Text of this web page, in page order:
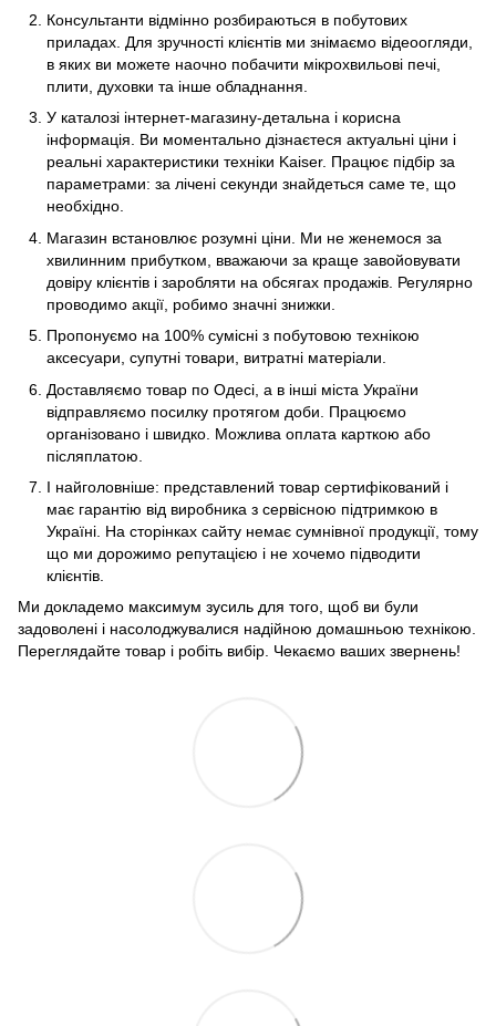
Консультанти відмінно розбираються в побутових
приладах. Для зручності клієнтів ми знімаємо відеоогляди,
в яких ви можете наочно побачити мікрохвильові печі,
плити, духовки та інше обладнання.
У каталозі інтернет-магазину-детальна і корисна
інформація. Ви моментально дізнаєтеся актуальні ціни і
реальні характеристики техніки Kaiser. Працює підбір за
параметрами: за лічені секунди знайдеться саме те, що
необхідно.
Магазин встановлює розумні ціни. Ми не женемося за
хвилинним прибутком, вважаючи за краще завойовувати
довіру клієнтів і заробляти на обсягах продажів. Регулярно
проводимо акції, робимо значні знижки.
Пропонуємо на 100% сумісні з побутовою технікою
аксесуари, супутні товари, витратні матеріали.
Доставляємо товар по Одесі, а в інші міста України
відправляємо посилку протягом доби. Працюємо
організовано і швидко. Можлива оплата карткою або
післяплатою.
І найголовніше: представлений товар сертифікований і
має гарантію від виробника з сервісною підтримкою в
Україні. На сторінках сайту немає сумнівної продукції, тому
що ми дорожимо репутацією і не хочемо підводити
клієнтів.
Ми докладемо максимум зусиль для того, щоб ви були
задоволені і насолоджувалися надійною домашньою технікою.
Переглядайте товар і робіть вибір. Чекаємо ваших звернень!